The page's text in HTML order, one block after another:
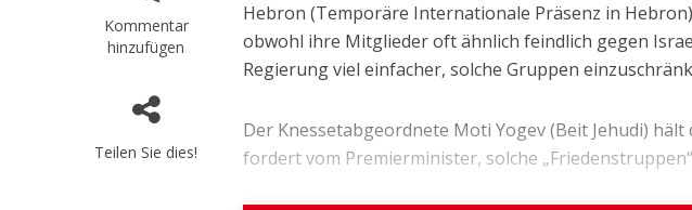
Kommentar
hinzufügen
Teilen Sie dies!
Hebron (Temporäre Internationale Präsenz in
obwohl ihre Mitglieder oft ähnlich feindlich gegen
Regierung viel einfacher, solche Gruppen
Der Knessetabgeordnete Moti Yogev (Beit Jehudi)
fordert vom Premierminister, solche